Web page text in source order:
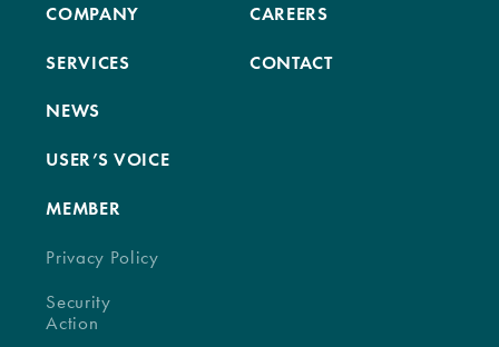
COMPANY
SERVICES
NEWS
USER’S VOICE
MEMBER
CAREERS
CONTACT
Privacy Policy
Security
Action